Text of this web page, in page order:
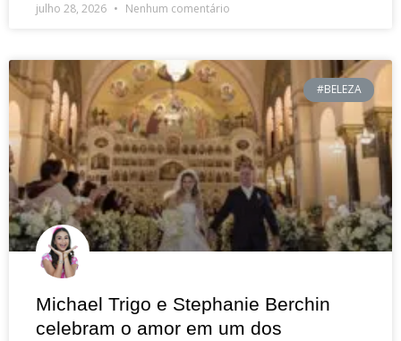
julho 28, 2026 Nenhum comentário
#BELEZA
Michael Trigo e Stephanie Berchin
celebram o amor em um dos